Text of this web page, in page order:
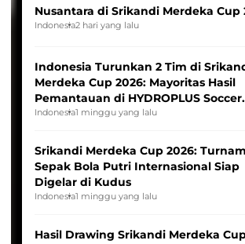
Nusantara di Srikandi Merdeka Cup
Indonesia2 hari yang lalu
Indonesia Turunkan 2 Tim di
Merdeka Cup 2026: Mayoritas Hasil
Pemantauan di HYDROPLUS Soccer
League
Indonesia1 minggu yang lalu
Srikandi Merdeka Cup 2026:
Sepak Bola Putri Internasional Siap
Digelar di Kudus
Indonesia1 minggu yang lalu
Hasil Drawing Srikandi Merdeka